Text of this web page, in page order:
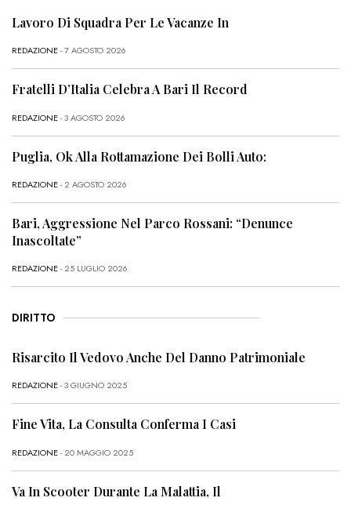
Lavoro Di Squadra Per Le Vacanze In
REDAZIONE- 7 AGOSTO 2026
Fratelli D’Italia Celebra A Bari Il Record
REDAZIONE- 3 AGOSTO 2026
Puglia, Ok Alla Rottamazione Dei Bolli Auto:
REDAZIONE- 2 AGOSTO 2026
Bari, Aggressione Nel Parco Rossani: “Denunce
Inascoltate”
REDAZIONE- 25 LUGLIO 2026
DIRITTO
Risarcito Il Vedovo Anche Del Danno Patrimoniale
REDAZIONE- 3 GIUGNO 2025
Fine Vita, La Consulta Conferma I Casi
REDAZIONE- 20 MAGGIO 2025
Va In Scooter Durante La Malattia, Il